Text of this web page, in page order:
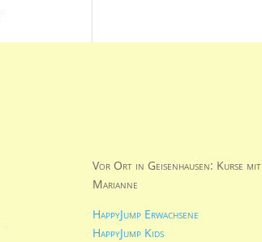
Vor Ort in Geisenhausen: Kurse mit
Marianne
HappyJump Erwachsene
HappyJump Kids